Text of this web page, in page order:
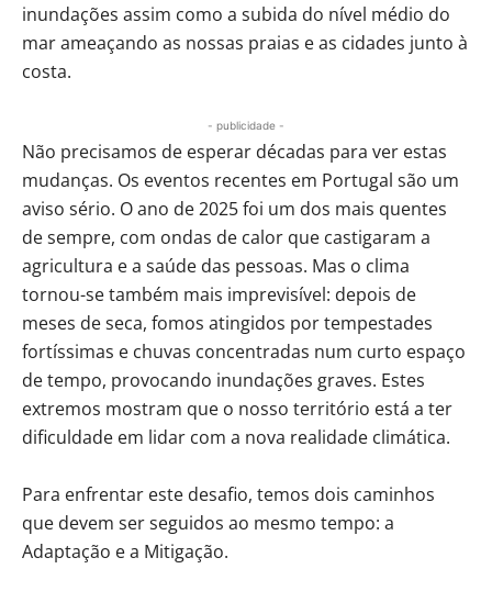
inundações assim como a subida do nível médio do
mar ameaçando as nossas praias e as cidades junto à
costa.
- publicidade -
Não precisamos de esperar décadas para ver estas
mudanças. Os eventos recentes em Portugal são um
aviso sério. O ano de 2025 foi um dos mais quentes
de sempre, com ondas de calor que castigaram a
agricultura e a saúde das pessoas. Mas o clima
tornou-se também mais imprevisível: depois de
meses de seca, fomos atingidos por tempestades
fortíssimas e chuvas concentradas num curto espaço
de tempo, provocando inundações graves. Estes
extremos mostram que o nosso território está a ter
dificuldade em lidar com a nova realidade climática.
Para enfrentar este desafio, temos dois caminhos
que devem ser seguidos ao mesmo tempo: a
Adaptação e a Mitigação.